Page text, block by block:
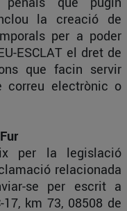
la creació de
per a poder
ESCLAT el dret de
que facin servir
correu electrònic o
per la legislació
relacionada
se per escrit a
17, km 73, 08508 de